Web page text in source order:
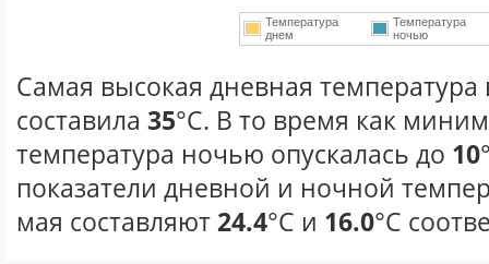
Температура
днем
Температура
ночью
Самая высокая дневная температура
составила 35°С. В то время как
температура ночью опускалась до 10
показатели дневной и ночной
мая составляют 24.4°С и 16.0°С